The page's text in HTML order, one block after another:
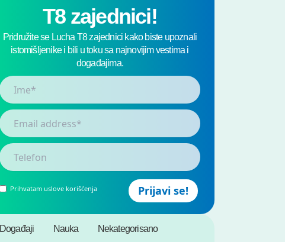
T8 zajednici!
Pridružite se Lucha T8 zajednici kako biste upoznali
istomišljenike i bili u toku sa najnovijim vestima i
događajima.
Prihvatam uslove korišćenja
Događaji Nauka
Nekategorisano